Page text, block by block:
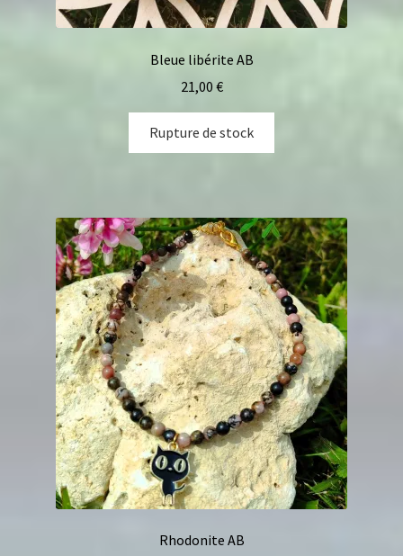
Bleue libérite AB
21,00 €
Rupture de stock
Rhodonite AB